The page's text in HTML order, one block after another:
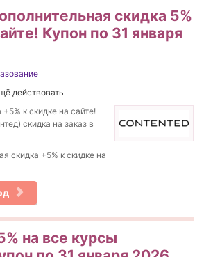
скидка 5%
Купон по 31 января
действовать
к скидке на сайте!
скидка на заказ в
скидка +5% к скидке на
на все курсы